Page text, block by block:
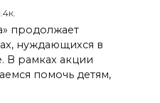
продолжает
нуждающихся в
В рамках акции
помочь детям,